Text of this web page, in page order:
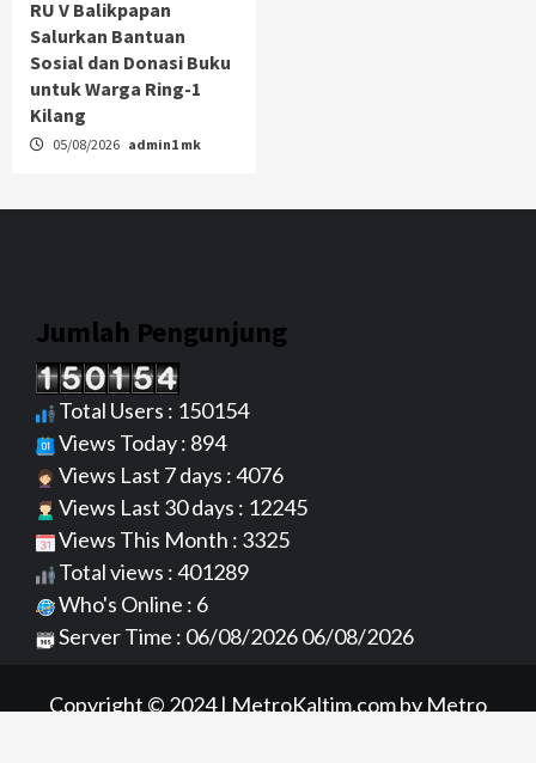
RU V Balikpapan
Salurkan Bantuan
Sosial dan Donasi Buku
untuk Warga Ring-1
Kilang
05/08/2026 admin1 mk
Jumlah Pengunjung
Total Users : 150154
Views Today : 894
Views Last 7 days : 4076
Views Last 30 days : 12245
Views This Month : 3325
Total views : 401289
Who's Online : 6
Server Time : 06/08/2026 06/08/2026
Copyright © 2024| MetroKaltim.comby Metro